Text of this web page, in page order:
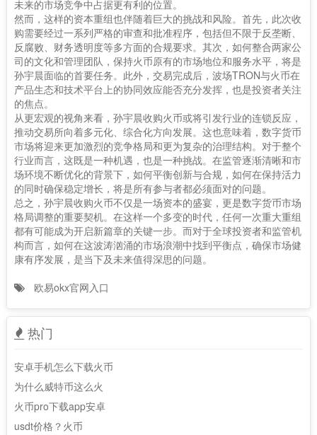
未来的市场竞争中占据更有利的位置。
然而，这样的资本重组也伴随着巨大的挑战和风险。首先，此次收
购需要经过一系列严格的审查和批准程序，包括但不限于反垄断、
反腐败、财务透明度等多方面的合规要求。其次，如何整合两家公
司的文化和管理团队，保持火币原有的市场地位和服务水平，将是
孙宇晨面临的首要任务。此外，交易完成后，波场TRON与火币在
产品生态和技术平台上的协同效应能否充分发挥，也是投资者关注
的焦点。
从更宏观的视角来看，孙宇晨收购火币或将引发行业的连锁反应，
推动交易所向着多元化、综合化方向发展。这也意味着，数字货币
市场将迎来更加激烈的竞争格局和更为复杂的治理结构。对于整个
行业而言，这既是一种机遇，也是一种挑战。在监管逐渐清晰和市
场环境不断优化的背景下，如何平衡创新与合规，如何在保持活力
的同时确保稳定增长，将是所有参与者都必须面对的问题。
总之，孙宇晨收购火币不仅是一场资本的盛宴，更是数字货币市场
格局调整的重要契机。在这样一个多变的时代，任何一次重大重组
都有可能成为开启新篇章的关键一步。而对于全球投资者和监管机
构而言，如何在这波涛汹涌的市场浪潮中找到平衡点，确保市场健
康有序发展，是当下及未来值得深思的问题。
欧易okx官网入口
热门
安卓手机怎么下载火币
为什么威特币这么火
火币pro下载app安卓
usdt价格？火币